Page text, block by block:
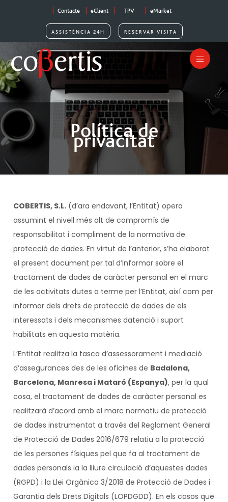
| Contacte | eClient | TPV | eMarket
ASSISTÈNCIA 24H RESERVAR VISITA
Política de
privacitat
COBERTIS, S.L.(d’ara endavant, l’Entitat) opera
assumint el nivell més alt de compromís de
responsabilitat i compliment de la normativa de
protecció de dades. En virtut de l’anterior, s’ha elaborat
el present document per tal d’informar sobre el
tractament de dades de caràcter personal en el marc
de les activitats dutes a terme per l’Entitat, així com per
informar dels drets de protecció de dades de els
interessats i dels mecanismes datenció i suport
habilitats en aquesta matèria.
L’Entitat realitza la tasca d’assessorament i mediació
d’assegurances des de les oficines de Badalona,
Barcelona, Manresa i Mataró (Espanya), per la qual
cosa, el tractament de dades de caràcter personal es
realitzarà d’acord amb el marc normatiu de protecció
de dades instrumentat a través del Reglament General
de Protecció de Dades 2016/679 relatiu a la protecció
de les persones físiques pel que fa al tractament de
dades personals ia la lliure circulació d’aquestes dades
(RGPD) i la Llei Orgànica 3/2018 de Protecció de Dades i
Garantia dels Drets Digitals (LOPDGDD). En els casos que